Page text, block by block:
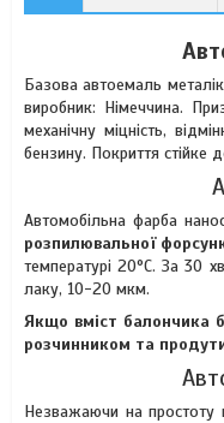
Базова автоемаль металік
виробник: Німеччина.
механічну міцність,
бензину. Покриття стійке
Автомобільна фарба
розпилювальної
температурі 20°C. За 30
лаку, 10-20 мкм.
Якщо вміст балончика
розчинником та
Незважаючи на простоту